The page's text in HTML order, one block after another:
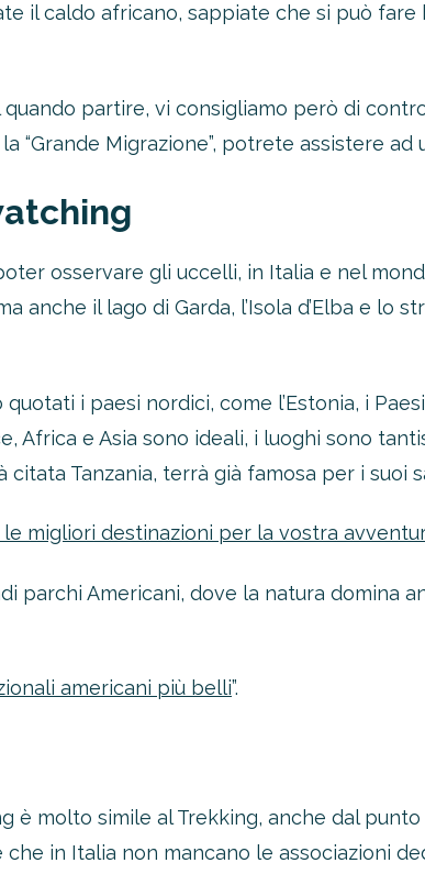
il caldo africano, sappiate che si può
partire, vi consigliamo però di
“Grande Migrazione”, potrete assistere
osservare gli uccelli, in Italia e nel
anche il lago di Garda, l’Isola d’Elba e
i paesi nordici, come l’Estonia, i
Africa e Asia sono ideali, i luoghi sono
citata Tanzania, terrà già famosa per i suoi
le migliori destinazioni per la vostra
parchi Americani, dove la natura domina
americani più belli”.
è molto simile al Trekking, anche dal
in Italia non mancano le associazioni
oltre il 21%!
e 1 Novità!